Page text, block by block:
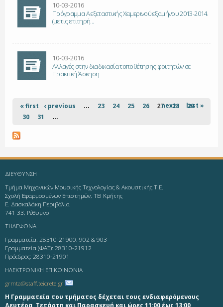
10-03-2016
Πρόγραμμα Α εξεταστικής Χειμερινού εξαμήνου 2013-2014.
(με τις επιτηρή...
10-03-2016
Αλλαγές στην διαδικασία τοποθέτησης φοιτητών σε
Πρακτική Άσκηση
« first ‹ previous … 23 24 25 26 27 28
29
30
31 …
next › last »
ΔΙΕΥΘΥΝΣΗ
Τμήμα Μηχανικών Μουσικής Τεχνολογίας & Ακουστικής Τ.Ε.
Σχολή Εφαρμοσμένων Επιστημών, ΤΕΙ Κρήτης
Ε. Δασκαλάκη Περιβόλια
741 33, Ρέθυμνο
ΤΗΛΕΦΩΝΑ
Γραμματεία: 28310-21900, 902 & 903
Γραμματεία (ΦΑΞ): 28310-21912
Πρόεδρος: 28310-21901
ΗΛΕΚΤΡΟΝΙΚΗ ΕΠΙΚΟΙΝΩΝΙΑ
grmta@staff.teicrete.gr
Η Γραμματεία του τμήματος δέχεται τους ενδιαφερόμενους
Δευτέρα, Τετάρτη και Παρασκευή και ώρες 11:00 έως 13:00